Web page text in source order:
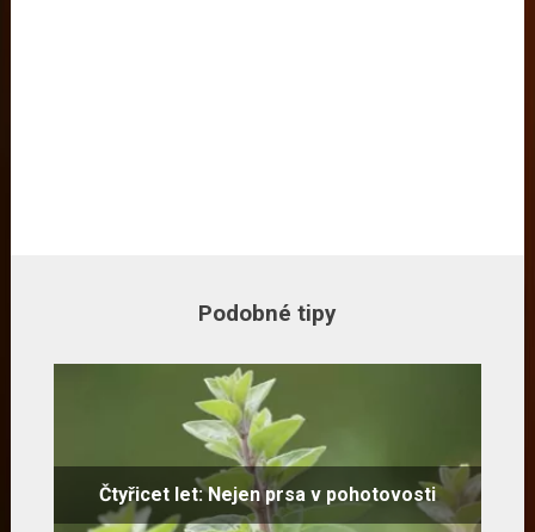
Podobné tipy
Čtyřicet let: Nejen prsa v pohotovosti